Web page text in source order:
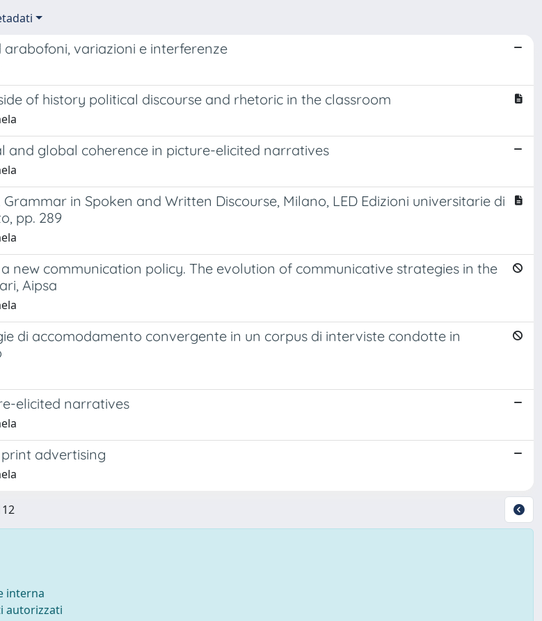
variazioni e interferenze
of history political discourse and rhetoric in the classroom
and global coherence in picture-elicited narratives
Grammar in Spoken and Written Discourse, Milano, LED Edizioni universitarie di
pp. 289
a new communication policy. The evolution of communicative strategies in the
Aipsa
di accomodamento convergente in un corpus di interviste condotte in
elicited narratives
advertising
interna
autorizzati